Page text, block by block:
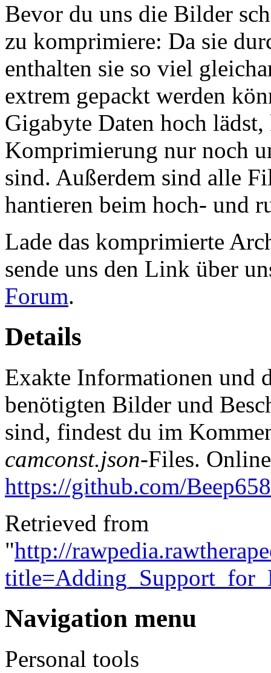
Bevor du uns die Bilder
zu komprimiere: Da sie
enthalten sie so viel
extrem gepackt werden
Gigabyte Daten hoch lädst,
Komprimierung nur noch
sind. Außerdem sind alle
hantieren beim hoch- und
Lade das komprimierte
sende uns den Link über
Forum.
Details
Exakte Informationen und
benötigten Bilder und
sind, findest du im
camconst.json-Files.
https://github.com/
Retrieved from
"http://
Navigation menu
Personal tools